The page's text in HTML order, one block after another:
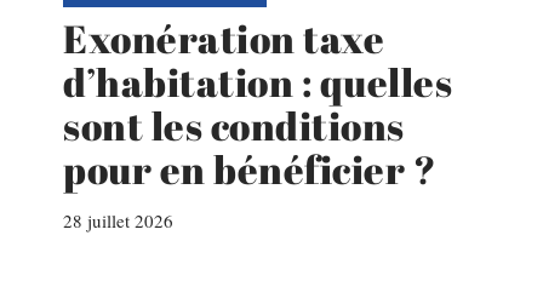
Exonération taxe
d’habitation : quelles
sont les conditions
pour en bénéficier ?
28 juillet 2026